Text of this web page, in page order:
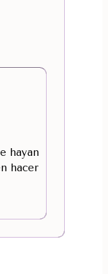
hayan
hacer